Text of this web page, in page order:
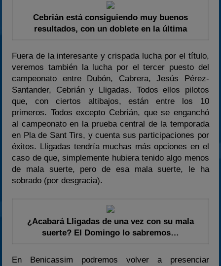
Cebrián está consiguiendo muy buenos
resultados, con un doblete en la última
Fuera de la interesante y crispada lucha por el título,
veremos también la lucha por el tercer puesto del
campeonato entre Dubón, Cabrera, Jesús Pérez-
Santander, Cebrián y Lligadas. Todos ellos pilotos
que, con ciertos altibajos, están entre los 10
primeros. Todos excepto Cebrián, que se enganchó
al campeonato en la prueba central de la temporada
en Pla de Sant Tirs, y cuenta sus participaciones por
éxitos. Lligadas tendría muchas más opciones en el
caso de que, simplemente hubiera tenido algo menos
de mala suerte, pero de esa mala suerte, le ha
sobrado (por desgracia).
¿Acabará Lligadas de una vez con su mala
suerte? El Domingo lo sabremos…
En Benicassim podremos volver a presenciar